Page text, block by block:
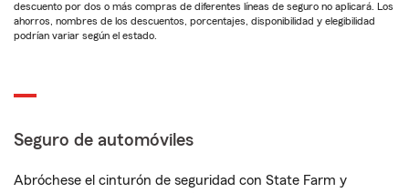
descuento por dos o más compras de diferentes líneas de seguro no aplicará. Los
ahorros, nombres de los descuentos, porcentajes, disponibilidad y elegibilidad
podrían variar según el estado.
Seguro de automóviles
Abróchese el cinturón de seguridad con State Farm y